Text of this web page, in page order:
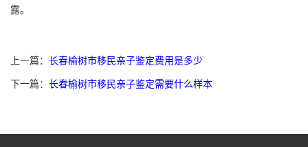
露。
上一篇： 长春榆树市移民亲子鉴定费用是多少
下一篇： 长春榆树市移民亲子鉴定需要什么样本